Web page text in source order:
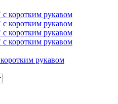
рукавом